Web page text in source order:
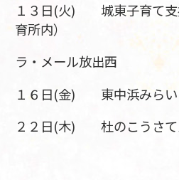
１３日(火) 城東子育て支
育所内）
ラ・メール放出西
１６日(金) 東中浜みらい
２２日(木) 杜のこうさ